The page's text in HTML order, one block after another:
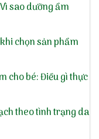
sao dưỡng ẩm
chọn sản phẩm
cho bé: Điều gì thực
theo tình trạng da